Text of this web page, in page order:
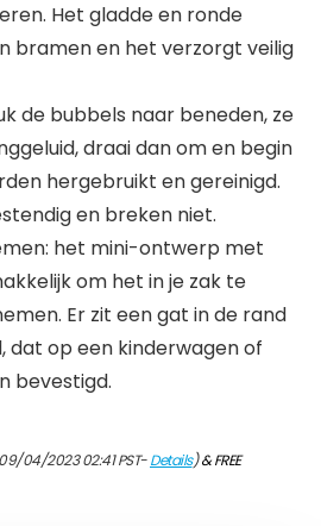
Het gladde en ronde
bramen en het verzorgt veilig
de bubbels naar beneden, ze
draai dan om en begin
hergebruikt en gereinigd.
en breken niet.
het mini-ontwerp met
om het in je zak te
Er zit een gat in de rand
dat op een kinderwagen of
bevestigd.
04/2023 02:41 PST-Details)&FREE